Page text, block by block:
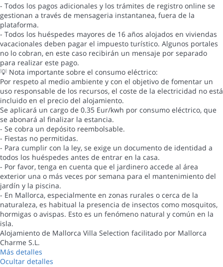
- Todos los pagos adicionales y los trámites de registro online se
gestionan a través de mensageria instantanea, fuera de la
plataforma.
- Todos los huéspedes mayores de 16 años alojados en viviendas
vacacionales deben pagar el impuesto turístico. Algunos portales
no lo cobran, en este caso recibirán un mensaje por separado
para realizar este pago.
💡 Nota importante sobre el consumo eléctrico:
Por respeto al medio ambiente y con el objetivo de fomentar un
uso responsable de los recursos, el coste de la electricidad no está
incluido en el precio del alojamiento.
Se aplicará un cargo de 0.35 Eur/kwh por consumo eléctrico, que
se abonará al finalizar la estancia.
- Se cobra un depósito reembolsable.
- Fiestas no permitidas.
- Para cumplir con la ley, se exige un documento de identidad a
todos los huéspedes antes de entrar en la casa.
- Por favor, tenga en cuenta que el jardinero accede al área
exterior una o más veces por semana para el mantenimiento del
jardín y la piscina.
- En Mallorca, especialmente en zonas rurales o cerca de la
naturaleza, es habitual la presencia de insectos como mosquitos,
hormigas o avispas. Esto es un fenómeno natural y común en la
isla.
Alojamiento de Mallorca Villa Selection facilitado por Mallorca
Charme S.L.
Más detalles
Ocultar detalles